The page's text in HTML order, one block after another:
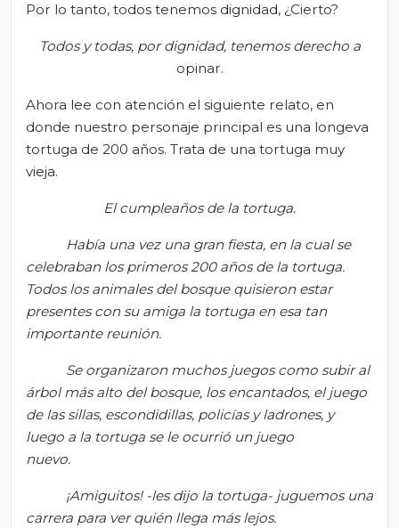
Por lo tanto, todos tenemos dignidad, ¿Cierto?
Todos y todas, por dignidad, tenemos derecho a
opinar.
Ahora lee con atención el siguiente relato, en
donde nuestro personaje principal es una longeva
tortuga de 200 años. Trata de una tortuga muy
vieja.
El cumpleaños de la tortuga.
Había una vez una gran fiesta, en la cual se
celebraban los primeros 200 años de la tortuga.
Todos los animales del bosque quisieron estar
presentes con su amiga la tortuga en esa tan
importante reunión.
Se organizaron muchos juegos como subir al
árbol más alto del bosque, los encantados, el juego
de las sillas, escondidillas, policías y ladrones, y
luego a la tortuga se le ocurrió un juego
nuevo.
¡Amiguitos! -les dijo la tortuga- juguemos una
carrera para ver quién llega más lejos.